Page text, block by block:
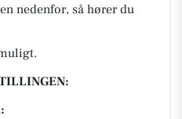
nedenfor, så hører du